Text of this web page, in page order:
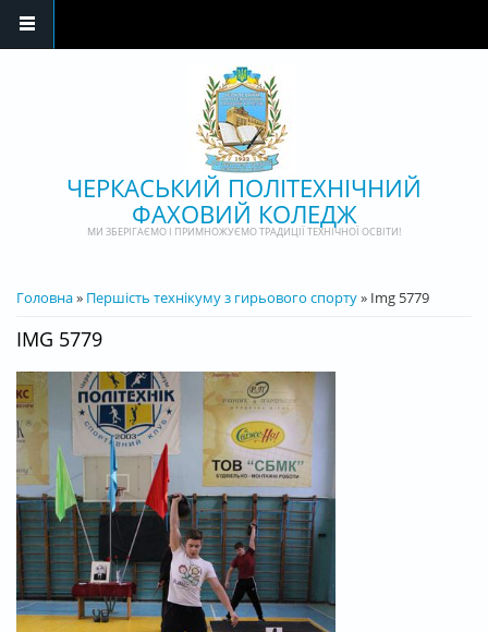
ЧЕРКАСЬКИЙ ПОЛІТЕХНІЧНИЙ
ФАХОВИЙ КОЛЕДЖ
МИ ЗБЕРІГАЄМО І ПРИМНОЖУЄМО ТРАДИЦІЇ ТЕХНІЧНОЇ ОСВІТИ!
ВИ Є ТУТ
Головна» Першість технікуму з гирьового спорту» Img 5779
IMG 5779